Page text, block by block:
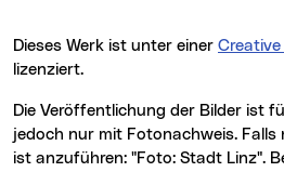
Dieses Werk ist unter einer
lizenziert.
Die Veröffentlichung der Bilder ist für Medien honorarfrei,
jedoch nur mit Fotonachweis. Falls
ist anzuführen: "Foto: Stadt Linz".